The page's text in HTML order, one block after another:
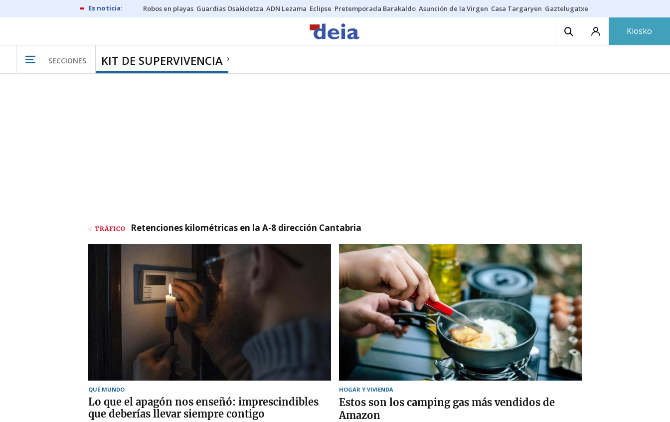
Robos en playas Guardias Osakidetza ADN Lezama Eclipse Pretemporada Barakaldo Asunción de la Virgen Casa Targaryen Gaztelugatxe
Kiosko
SECCIONES KIT DE SUPERVIVENCIA
TRÁFICO Retenciones kilométricas en la A-8 dirección Cantabria
QUÉ MUNDO
Lo que el apagón nos enseñó: imprescindibles
que deberías llevar siempre contigo
HOGAR Y VIVIENDA
Estos son los camping gas más vendidos de
Amazon